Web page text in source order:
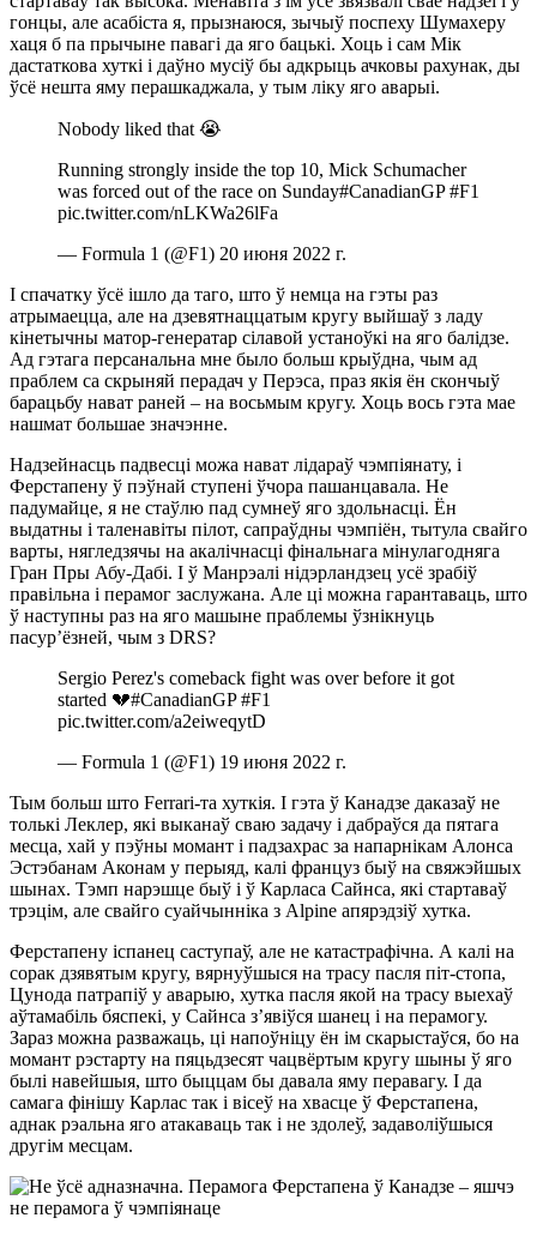
гонцы, але асабіста я, прызнаюся, зычыў поспеху Шумахеру
хаця б па прычыне павагі да яго бацькі. Хоць і сам Мік
дастаткова хуткі і даўно мусіў бы адкрыць ачковы рахунак, ды
ўсё нешта яму перашкаджала, у тым ліку яго аварыі.
Nobody liked that 😭
Running strongly inside the top 10, Mick Schumacher
was forced out of the race on Sunday#CanadianGP #F1
pic.twitter.com/nLKWa26lFa
— Formula 1 (@F1) 20 июня 2022 г.
І спачатку ўсё ішло да таго, што ў немца на гэты раз
атрымаецца, але на дзевятнаццатым кругу выйшаў з ладу
кінетычны матор-генератар сілавой устаноўкі на яго балідзе.
Ад гэтага персанальна мне было больш крыўдна, чым ад
праблем са скрыняй перадач у Перэса, праз якія ён скончыў
барацьбу нават раней – на восьмым кругу. Хоць вось гэта мае
нашмат большае значэнне.
Надзейнасць падвесці можа нават лідараў чэмпіянату, і
Ферстапену ў пэўнай ступені ўчора пашанцавала. Не
падумайце, я не стаўлю пад сумнеў яго здольнасці. Ён
выдатны і таленавіты пілот, сапраўдны чэмпіён, тытула свайго
варты, нягледзячы на акалічнасці фінальнага мінулагодняга
Гран Пры Абу-Дабі. І ў Манрэалі нідэрландзец усё зрабіў
правільна і перамог заслужана. Але ці можна гарантаваць, што
ў наступны раз на яго машыне праблемы ўзнікнуць
пасур’ёзней, чым з DRS?
Sergio Perez's comeback fight was over before it got
started 💔#CanadianGP #F1
pic.twitter.com/a2eiweqytD
— Formula 1 (@F1) 19 июня 2022 г.
Тым больш што Ferrari-та хуткія. І гэта ў Канадзе даказаў не
толькі Леклер, які выканаў сваю задачу і дабраўся да пятага
месца, хай у пэўны момант і падзахрас за напарнікам Алонса
Эстэбанам Аконам у перыяд, калі француз быў на свяжэйшых
шынах. Тэмп нарэшце быў і ў Карласа Сайнса, які стартаваў
трэцім, але свайго суайчынніка з Alpine апярэдзіў хутка.
Ферстапену іспанец саступаў, але не катастрафічна. А калі на
сорак дзявятым кругу, вярнуўшыся на трасу пасля піт-стопа,
Цунода патрапіў у аварыю, хутка пасля якой на трасу выехаў
аўтамабіль бяспекі, у Сайнса з’явіўся шанец і на перамогу.
Зараз можна разважаць, ці напоўніцу ён ім скарыстаўся, бо на
момант рэстарту на пяцьдзесят чацвёртым кругу шыны ў яго
былі навейшыя, што быццам бы давала яму перавагу. І да
самага фінішу Карлас так і вісеў на хвасце ў Ферстапена,
аднак рэальна яго атакаваць так і не здолеў, задаволіўшыся
другім месцам.